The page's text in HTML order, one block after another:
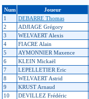
Num Joueur
1
DEBARRE Thomas
2
ADJIAGE Grégory
3
WELVAERT Alexis
4
FIACRE Alain
5
AYMONNIER Maxence
6
KLEIN Mickaël
7
LEPELLETIER Eric
8
WELVAERT Astrid
9
KRUST Arnaud
10
DEVILLEZ Frédéric